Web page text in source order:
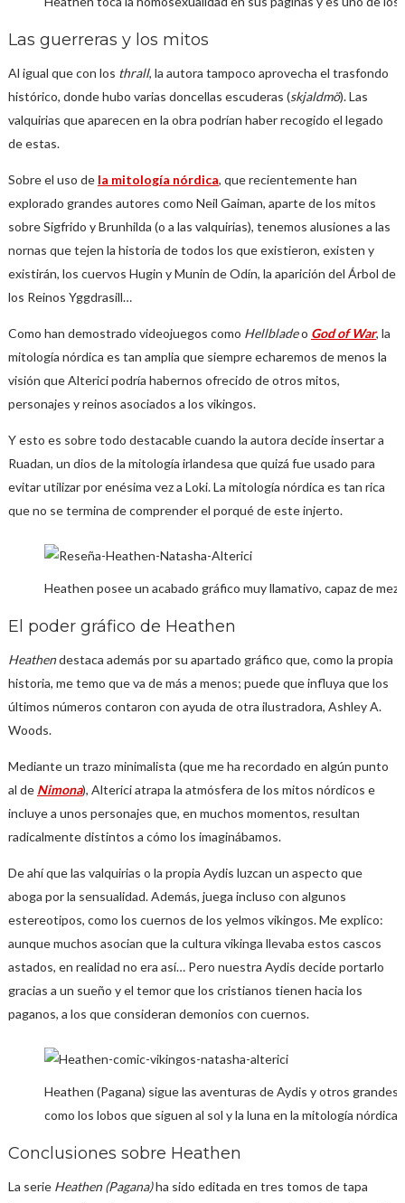
Las guerreras y los mitos
Al igual que con los thrall, la autora tampoco aprovecha el trasfondo
histórico, donde hubo varias doncellas escuderas (skjaldmö). Las
valquirias que aparecen en la obra podrían haber recogido el legado
de estas.
Sobre el uso de la mitología nórdica, que recientemente han
explorado grandes autores como Neil Gaiman, aparte de los mitos
sobre Sigfrido y Brunhilda (o a las valquirias), tenemos alusiones a las
nornas que tejen la historia de todos los que existieron, existen y
existirán, los cuervos Hugin y Munin de Odín, la aparición del Árbol de
los Reinos Yggdrasill…
Como han demostrado videojuegos como Hellbladeo God of War, la
mitología nórdica es tan amplia que siempre echaremos de menos la
visión que Alterici podría habernos ofrecido de otros mitos,
personajes y reinos asociados a los vikingos.
Y esto es sobre todo destacable cuando la autora decide insertar a
Ruadan, un dios de la mitología irlandesa que quizá fue usado para
evitar utilizar por enésima vez a Loki. La mitología nórdica es tan rica
que no se termina de comprender el porqué de este injerto.
Heathen posee un acabado gráfico muy llamativo, capaz de
El poder gráfico de Heathen
Heathendestaca además por su apartado gráfico que, como la propia
historia, me temo que va de más a menos; puede que influya que los
últimos números contaron con ayuda de otra ilustradora, Ashley A.
Woods.
Mediante un trazo minimalista (que me ha recordado en algún punto
al de Nimona), Alterici atrapa la atmósfera de los mitos nórdicos e
incluye a unos personajes que, en muchos momentos, resultan
radicalmente distintos a cómo los imaginábamos.
De ahí que las valquirias o la propia Aydis luzcan un aspecto que
aboga por la sensualidad. Además, juega incluso con algunos
estereotipos, como los cuernos de los yelmos vikingos. Me explico:
aunque muchos asocian que la cultura vikinga llevaba estos cascos
astados, en realidad no era así… Pero nuestra Aydis decide portarlo
gracias a un sueño y el temor que los cristianos tienen hacia los
paganos, a los que consideran demonios con cuernos.
Heathen (Pagana) sigue las aventuras de Aydis y otros grandes
como los lobos que siguen al sol y la luna en la mitología nórdica.
Conclusiones sobre Heathen
La serieHeathen (Pagana)ha sido editada en tres tomos de tapa